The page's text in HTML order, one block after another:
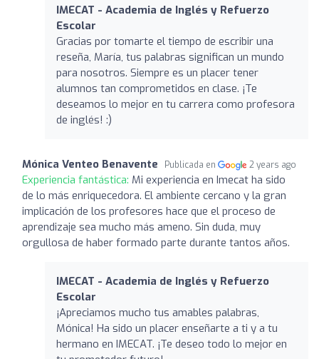
IMECAT - Academia de Inglés y Refuerzo
Escolar
Gracias por tomarte el tiempo de escribir una
reseña, María, tus palabras significan un mundo
para nosotros. Siempre es un placer tener
alumnos tan comprometidos en clase. ¡Te
deseamos lo mejor en tu carrera como profesora
de inglés! :)
Mónica Venteo Benavente Publicada en 2 years ago
Experiencia fantástica: Mi experiencia en Imecat ha sido
de lo más enriquecedora. El ambiente cercano y la gran
implicación de los profesores hace que el proceso de
aprendizaje sea mucho más ameno. Sin duda, muy
orgullosa de haber formado parte durante tantos años.
IMECAT - Academia de Inglés y Refuerzo
Escolar
¡Apreciamos mucho tus amables palabras,
Mónica! Ha sido un placer enseñarte a ti y a tu
hermano en IMECAT. ¡Te deseo todo lo mejor en